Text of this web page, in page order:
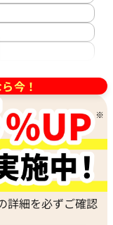
ロノタイムの買取
いました。お客様
ける価格をご提示
ューダー クロノ
く、ロレックスの
、そしてバルジュー
トを組み合わせ
在です。その価値
デザインの独自
ける高い需要に
チューダー クロノ
し、日々変動する
、どこにも負けな
今！
詳細を必ずご確認